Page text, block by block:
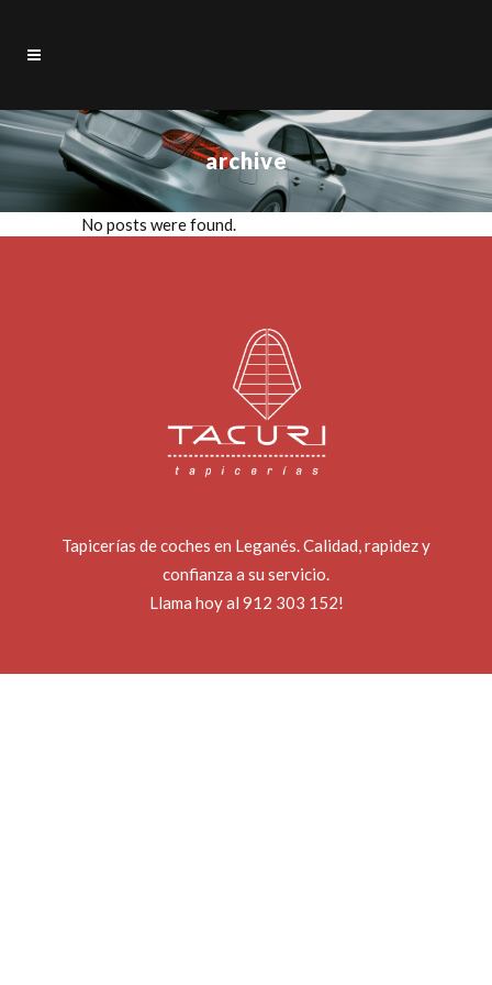
archive
No posts were found.
Tapicerías de coches en Leganés. Calidad, rapidez y
confianza a su servicio.
Llama hoy al 912 303 152!